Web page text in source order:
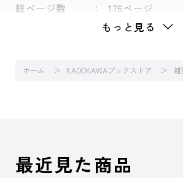
総ページ数 176ページ
もっと見る
ホーム KADOKAWAブックストア
最近見た商品